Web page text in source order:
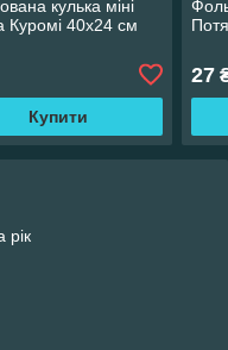
кулька міні
Куромі 40х24 см
Купити
27
рік